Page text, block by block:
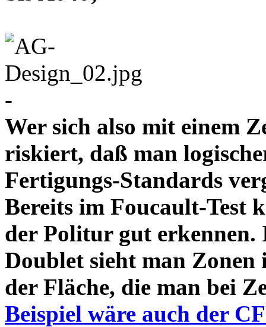
-
Wer sich also mit einem
riskiert, daß man
Fertigungs-Standards
Bereits im Foucault-Test
der Politur gut
Doublet sieht man Zonen
der Fläche, die man bei
Beispiel wäre auch der